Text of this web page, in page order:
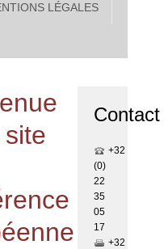
LÉGALES
Contact
+32
(0)
22
35
05
17
+32